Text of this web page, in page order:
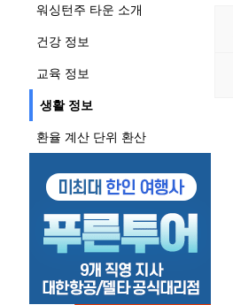
워싱턴주 타운 소개
건강 정보
교육 정보
생활 정보
환율 계산 단위 환산